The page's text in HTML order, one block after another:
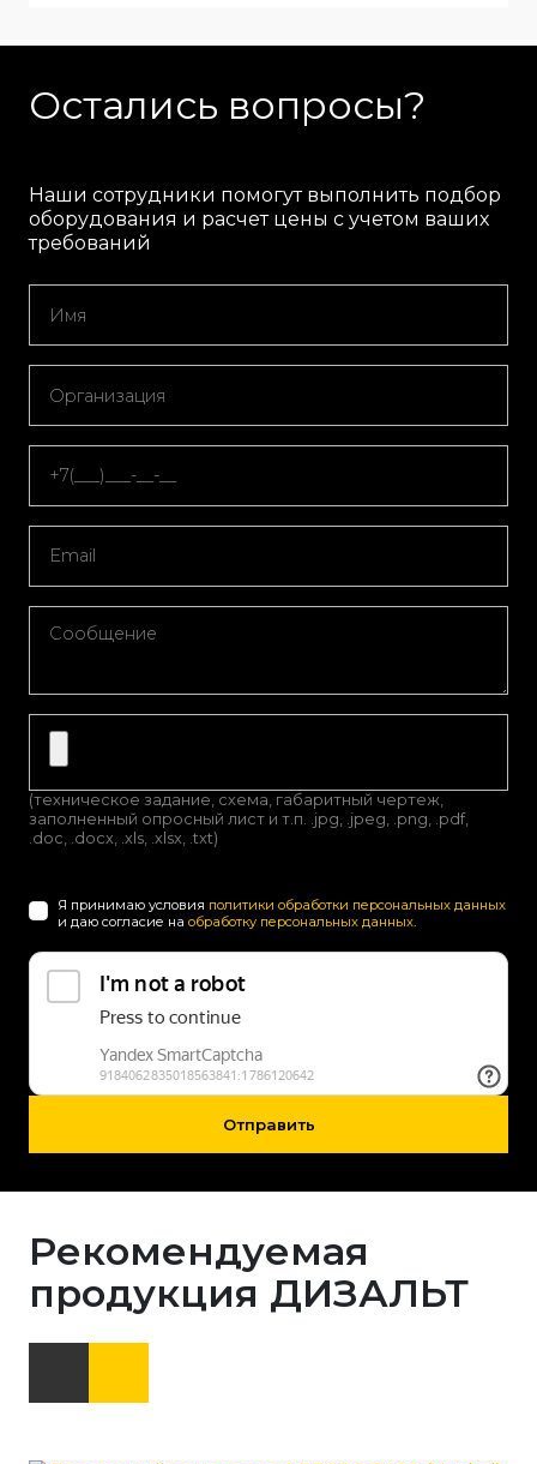
Остались вопросы?
Наши сотрудники помогут выполнить подбор
оборудования и расчет цены с учетом ваших
требований
(техническое задание, схема, габаритный чертеж,
заполненный опросный лист и т.п. .jpg, .jpeg, .png, .pdf,
.doc, .docx, .xls, .xlsx, .txt)
Я принимаю условия политики обработки персональных данных
и даю согласие на обработку персональных данных.
Отправить
Рекомендуемая
продукция ДИЗАЛЬТ